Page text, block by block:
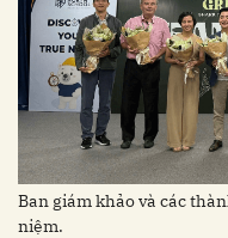
Ban giám khảo và các
niệm.